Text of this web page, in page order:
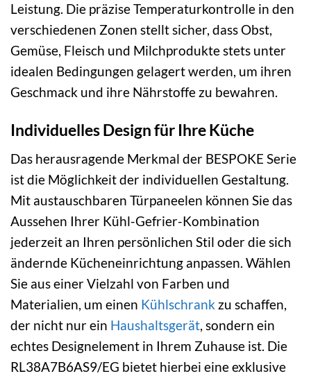
Leistung. Die präzise Temperaturkontrolle in den
verschiedenen Zonen stellt sicher, dass Obst,
Gemüse, Fleisch und Milchprodukte stets unter
idealen Bedingungen gelagert werden, um ihren
Geschmack und ihre Nährstoffe zu bewahren.
Individuelles Design für Ihre Küche
Das herausragende Merkmal der BESPOKE Serie
ist die Möglichkeit der individuellen Gestaltung.
Mit austauschbaren Türpaneelen können Sie das
Aussehen Ihrer Kühl-Gefrier-Kombination
jederzeit an Ihren persönlichen Stil oder die sich
ändernde Kücheneinrichtung anpassen. Wählen
Sie aus einer Vielzahl von Farben und
Materialien, um einen Kühlschrank zu schaffen,
der nicht nur ein Haushaltsgerät , sondern ein
echtes Designelement in Ihrem Zuhause ist. Die
RL38A7B6AS9/EG bietet hierbei eine exklusive